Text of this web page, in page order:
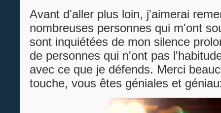
Avant d'aller plus loin, j'aimerai
nombreuses personnes qui m'ont
sont inquiétées de mon silence
de personnes qui n'ont pas
avec ce que je défends. Merci
touche, vous êtes géniales et